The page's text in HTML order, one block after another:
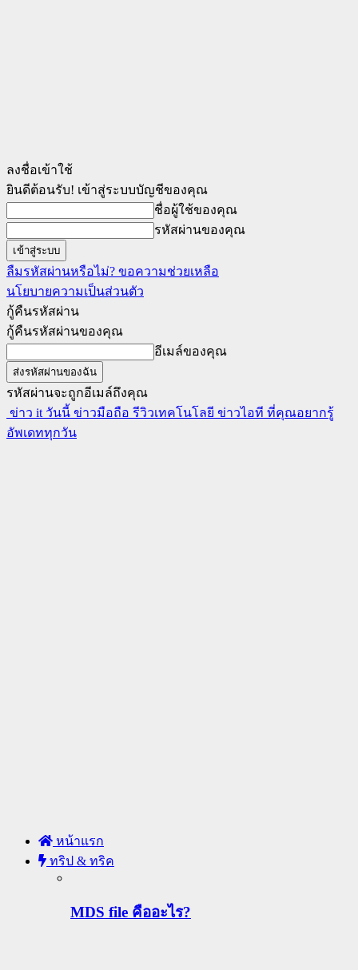
ลงชื่อเข้าใช้
ยินดีต้อนรับ! เข้าสู่ระบบบัญชีของคุณ
ชื่อผู้ใช้ของคุณ
รหัสผ่านของคุณ
ลืมรหัสผ่านหรือไม่? ขอความช่วยเหลือ
นโยบายความเป็นส่วนตัว
กู้คืนรหัสผ่าน
กู้คืนรหัสผ่านของคุณ
อีเมล์ของคุณ
รหัสผ่านจะถูกอีเมล์ถึงคุณ
ข่าว it วันนี้ ข่าวมือถือ รีวิวเทคโนโลยี ข่าวไอที ที่คุณอยากรู้
อัพเดททุกวัน
หน้าแรก
ทริป & ทริค
MDS file คืออะไร?